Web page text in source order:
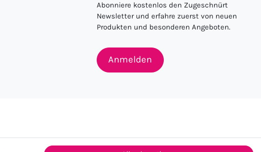
Abonniere kostenlos den Zugeschnürt
Newsletter und erfahre zuerst von neuen
Produkten und besonderen Angeboten.
Anmelden